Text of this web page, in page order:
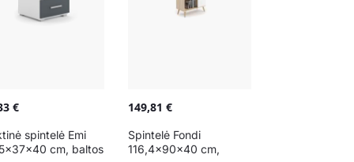
€
spintelė Emi
cm, baltos
149,81 €
Spintelė Fondi
116,4x90x40 cm,